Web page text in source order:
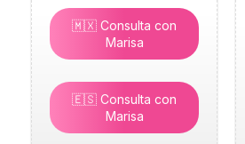
🇲🇽 Consulta con
Marisa
🇪🇸 Consulta con
Marisa